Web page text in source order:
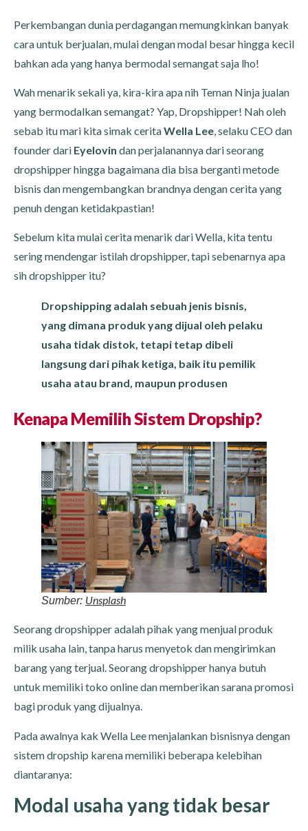
Perkembangan dunia perdagangan memungkinkan banyak
cara untuk berjualan, mulai dengan modal besar hingga kecil
bahkan ada yang hanya bermodal semangat saja lho!
Wah menarik sekali ya, kira-kira apa nih Teman Ninja jualan
yang bermodalkan semangat? Yap, Dropshipper! Nah oleh
sebab itu mari kita simak ceritaWella Lee, selaku CEO dan
founder dari Eyelovin dan perjalanannya dari seorang
dropshipper hingga bagaimana dia bisa berganti metode
bisnis dan mengembangkan brandnya dengan cerita yang
penuh dengan ketidakpastian!
Sebelum kita mulai cerita menarik dari Wella, kita tentu
sering mendengar istilah dropshipper, tapi sebenarnya apa
sih dropshipper itu?
Dropshipping adalah sebuah jenis bisnis,
yang dimana produk yang dijual oleh pelaku
usaha tidak distok, tetapi tetap dibeli
langsung dari pihak ketiga, baik itu pemilik
usaha atau brand, maupun produsen
Kenapa Memilih Sistem Dropship?
Sumber: Unsplash
Seorang dropshipper adalah pihak yang menjual produk
milik usaha lain, tanpa harus menyetok dan mengirimkan
barang yang terjual. Seorang dropshipper hanya butuh
untuk memiliki toko online dan memberikan sarana promosi
bagi produk yang dijualnya.
Pada awalnya kak Wella Lee menjalankan bisnisnya dengan
sistem dropship karena memiliki beberapa kelebihan
diantaranya:
Modal usaha yang tidak besar